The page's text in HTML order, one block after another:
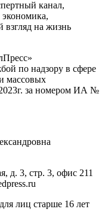
канал,
на жизнь
по надзору в сфере
массовых
за номером ИА №
д. 3, стр. 3, офис 211
лиц старше 16 лет